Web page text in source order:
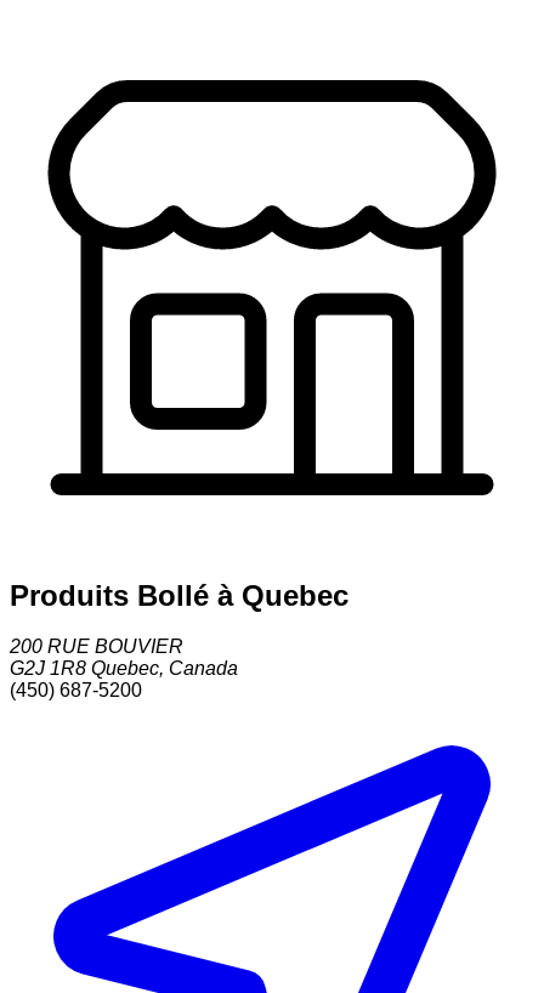
Produits Bollé à Quebec
200 RUE BOUVIER
G2J 1R8 Quebec, Canada
(450) 687-5200